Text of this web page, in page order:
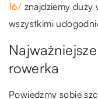
16/ znajdziemy
wszystkimi
rowerka
Powiedzmy sobie